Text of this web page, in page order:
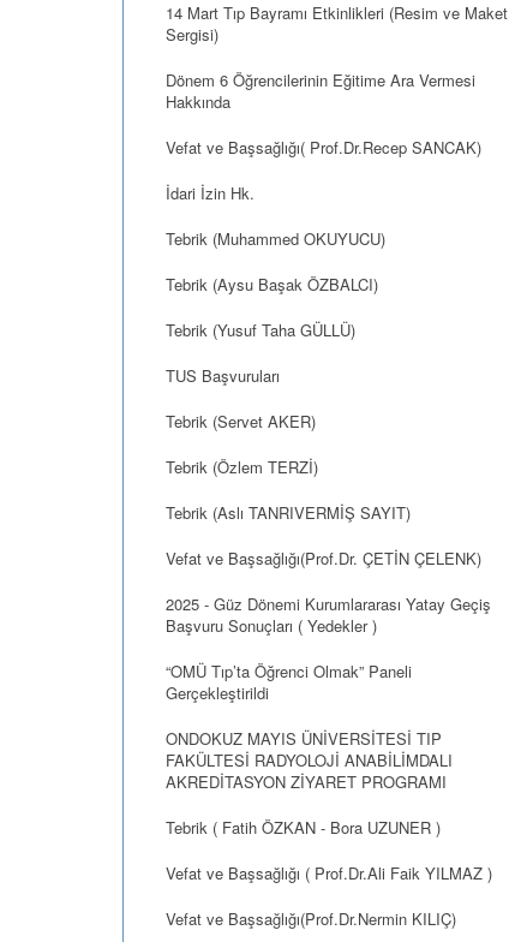
14 Mart Tıp Bayramı Etkinlikleri (Resim ve Maket
Sergisi)
Dönem 6 Öğrencilerinin Eğitime Ara Vermesi
Hakkında
Vefat ve Başsağlığı( Prof.Dr.Recep SANCAK)
İdari İzin Hk.
Tebrik (Muhammed OKUYUCU)
Tebrik (Aysu Başak ÖZBALCI)
Tebrik (Yusuf Taha GÜLLÜ)
TUS Başvuruları
Tebrik (Servet AKER)
Tebrik (Özlem TERZİ)
Tebrik (Aslı TANRIVERMİŞ SAYIT)
Vefat ve Başsağlığı(Prof.Dr. ÇETİN ÇELENK)
2025 - Güz Dönemi Kurumlararası Yatay Geçiş
Başvuru Sonuçları ( Yedekler )
“OMÜ Tıp’ta Öğrenci Olmak” Paneli
Gerçekleştirildi
ONDOKUZ MAYIS ÜNİVERSİTESİ TIP
FAKÜLTESİ RADYOLOJİ ANABİLİMDALI
AKREDİTASYON ZİYARET PROGRAMI
Tebrik ( Fatih ÖZKAN - Bora UZUNER )
Vefat ve Başsağlığı ( Prof.Dr.Ali Faik YILMAZ )
Vefat ve Başsağlığı(Prof.Dr.Nermin KILIÇ)